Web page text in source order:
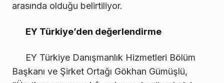
arasında olduğu belirtiliyor.
EY Türkiye’den değerlendirme
EY Türkiye Danışmanlık Hizmetleri Bölüm
Başkanı ve Şirket Ortağı Gökhan Gümüşlü,